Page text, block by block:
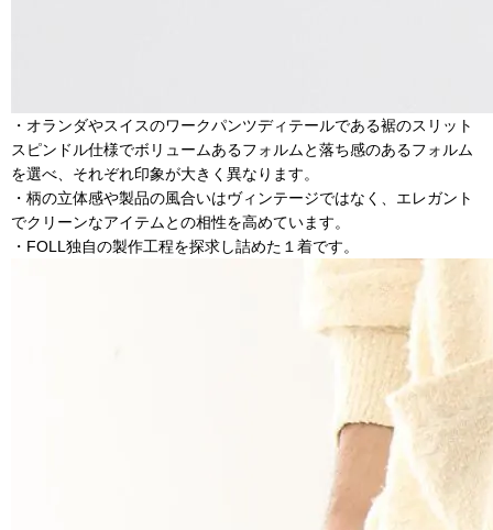
・オランダやスイスのワークパンツディテールである裾のスリット
スピンドル仕様でボリュームあるフォルムと落ち感のあるフォルム
を選べ、それぞれ印象が大きく異なります。
・柄の立体感や製品の風合いはヴィンテージではなく、エレガント
でクリーンなアイテムとの相性を高めています。
・FOLL独自の製作工程を探求し詰めた１着です。